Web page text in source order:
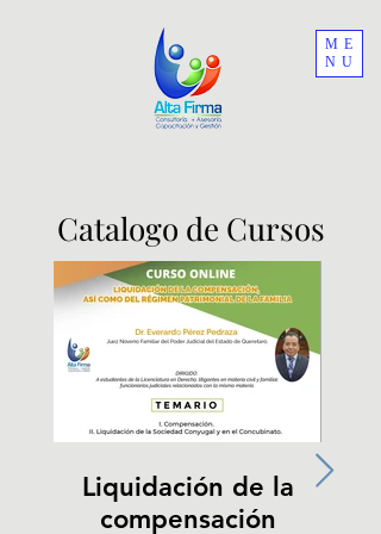
ME
NU
Catalogo de Cursos
Liquidación de la
compensación